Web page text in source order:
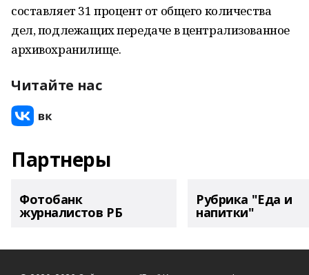
составляет 31 процент от общего количества
дел, подлежащих передаче в централизованное
архивохранилище.
Читайте нас
Партнеры
Фотобанк
журналистов РБ
Рубрика "Еда и
напитки"